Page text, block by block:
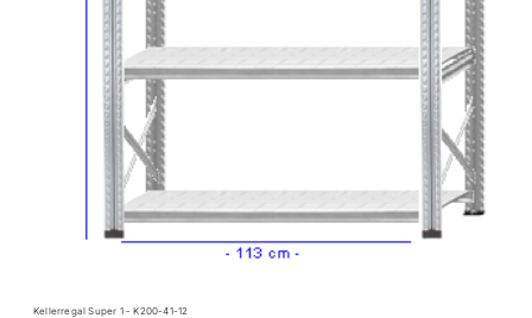
Kellerregal Super 1 - K200-41-12